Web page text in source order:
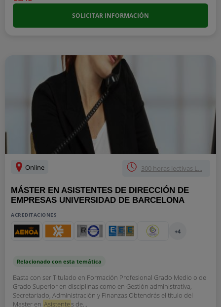
SOLICITAR INFORMACIÓN
Online 300 horas lectivas L...
MÁSTER EN ASISTENTES DE DIRECCIÓN DE
EMPRESAS UNIVERSIDAD DE BARCELONA
ACREDITACIONES
+4
Relacionado con esta temática
Basta con ser Titulado en Formación Profesional Grado Medio o de
Grado Superior en disciplinas como en Gestión administrativa,
Secretariado, Administración y Finanzas Obtendrás el título del
Master en Asistentes de...